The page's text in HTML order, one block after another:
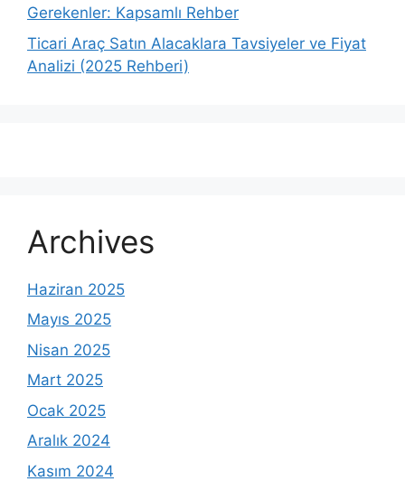
Gerekenler: Kapsamlı Rehber
Ticari Araç Satın Alacaklara Tavsiyeler ve Fiyat
Analizi (2025 Rehberi)
Archives
Haziran 2025
Mayıs 2025
Nisan 2025
Mart 2025
Ocak 2025
Aralık 2024
Kasım 2024